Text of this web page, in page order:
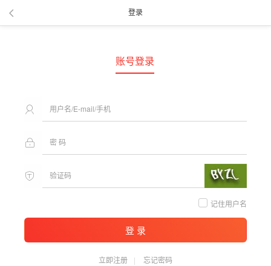
登录
账号登录
记住用户名
登 录
立即注册 忘记密码